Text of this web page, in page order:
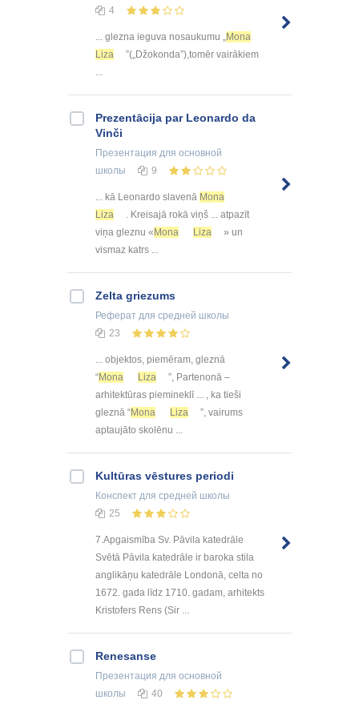
4
... glezna ieguva nosaukumu „Mona
Liza
”(„Džokonda”),tomēr vairākiem
...
Prezentācija par Leonardo da
Vinči
Презентация для основной
школы
9
... kā Leonardo slavenā Mona
Liza
. Kreisajā rokā viņš ... atpazīt
viņa gleznu « Mona Liza
» un
vismaz katrs ...
Zelta griezums
Реферат для средней школы
23
... objektos, piemēram, gleznā
“Mona Liza
”, Partenonā –
arhitektūras piemineklī ... , ka tieši
gleznā “Mona Liza
”, vairums
aptaujāto skolēnu ...
Kultūras vēstures periodi
Конспект для средней школы
25
7.Apgaismība Sv. Pāvila katedrāle
Svētā Pāvila katedrāle ir baroka stila
anglikāņu katedrāle Londonā, celta no
1672. gada līdz 1710. gadam, arhitekts
Kristofers Rens (Sir ...
Renesanse
Презентация для основной
школы
40